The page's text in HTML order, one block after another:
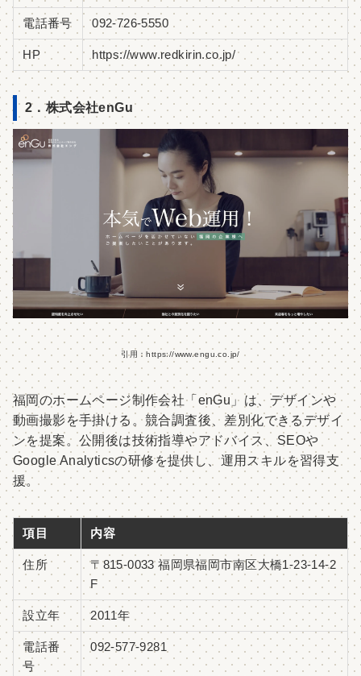
電話番号 092-726-5550
HP https://www.redkirin.co.jp/
2．株式会社enGu
引用：https://www.engu.co.jp/
福岡のホームページ制作会社「enGu」は、デザインや
動画撮影を手掛ける。競合調査後、差別化できるデザイ
ンを提案。公開後は技術指導やアドバイス、SEOや
Google Analyticsの研修を提供し、運用スキルを習得支
援。
項目 内容
住所
〒815-0033 福岡県福岡市南区大橋1-23-14-2
F
設立年 2011年
電話番
号
092-577-9281